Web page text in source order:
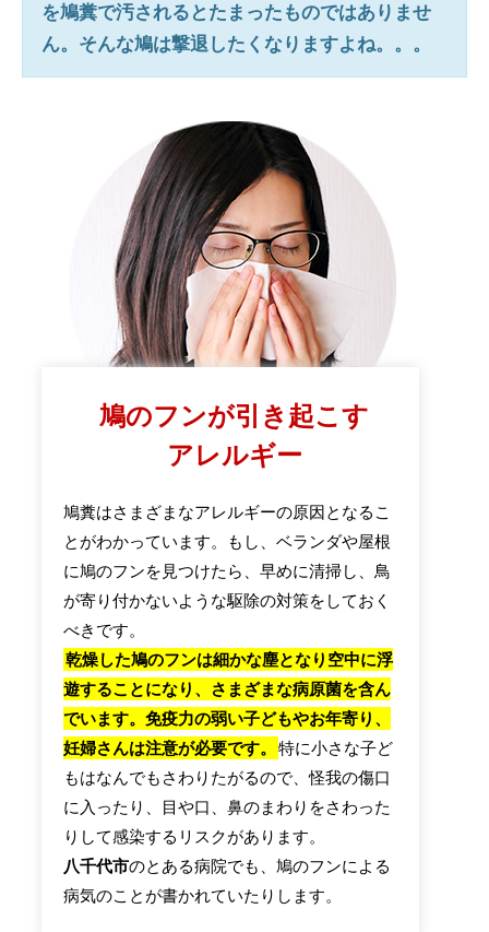
を鳩糞で汚されるとたまったものではありませ
ん。そんな鳩は撃退したくなりますよね。。。
鳩のフンが引き起こす
アレルギー
鳩糞はさまざまなアレルギーの原因となるこ
とがわかっています。もし、ベランダや屋根
に鳩のフンを見つけたら、早めに清掃し、鳥
が寄り付かないような駆除の対策をしておく
べきです。
乾燥した鳩のフンは細かな塵となり空中に浮
遊することになり、さまざまな病原菌を含ん
でいます。免疫力の弱い子どもやお年寄り、
妊婦さんは注意が必要です。
特に小さな子ど
もはなんでもさわりたがるので、怪我の傷口
に入ったり、目や口、鼻のまわりをさわった
りして感染するリスクがあります。
八千代市のとある病院でも、鳩のフンによる
病気のことが書かれていたりします。